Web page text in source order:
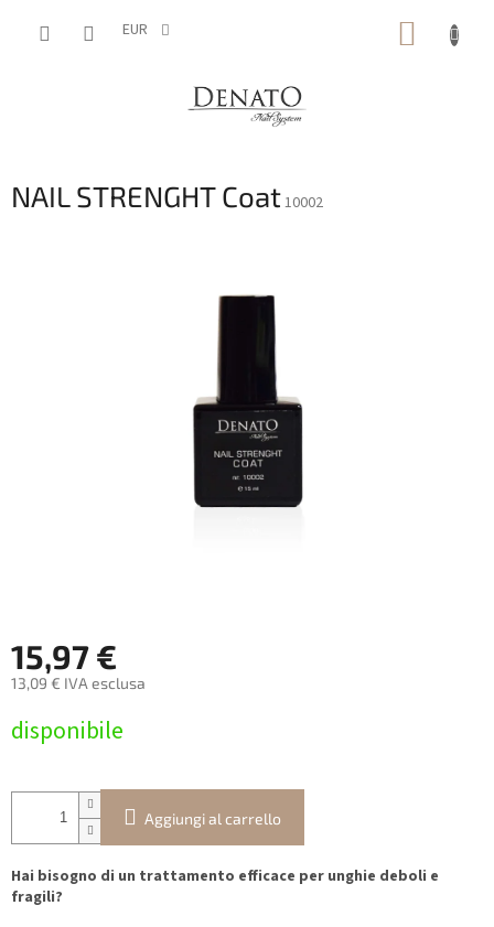
EUR
NAIL STRENGHT Coat10002
15,97 €
13,09 € IVA esclusa
della
disponibile
Aggiungi al carrello
Hai bisogno di un trattamento efficace per unghie deboli e
fragili?